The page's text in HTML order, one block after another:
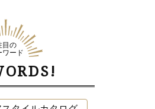
目の
ワード